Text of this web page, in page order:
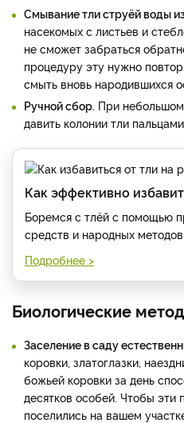
Смывание тли струёй воды
насекомых с листьев и
не сможет забраться
процедуру эту нужно
смыть вновь народившихся
Ручной сбор. При
давить колонии тли
Как эффективно
Боремся с тлёй с помощью
средств и народных методов.
Подробнее >
Биологические
Заселение в саду
коровки, златоглазки,
божьей коровки за день
десятков особей. Чтобы эти
поселились на вашем